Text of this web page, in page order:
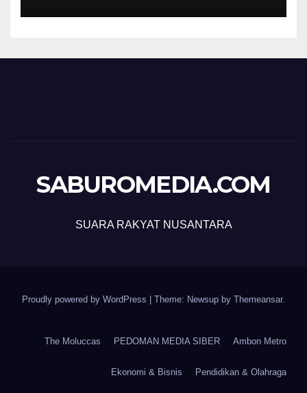
SABUROMEDIA.COM
SUARA RAKYAT NUSANTARA
Proudly powered by WordPress Theme: Newsup by Themeansar.
The Moluccas PEDOMAN MEDIA SIBER Ambon Metro
Ekonomi & Bisnis Pendidikan & Olahraga